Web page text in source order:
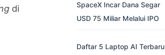
di
SpaceX Incar Dana Segar
USD 75 Miliar Melalui IPO
Daftar 5 Laptop AI Terbaru